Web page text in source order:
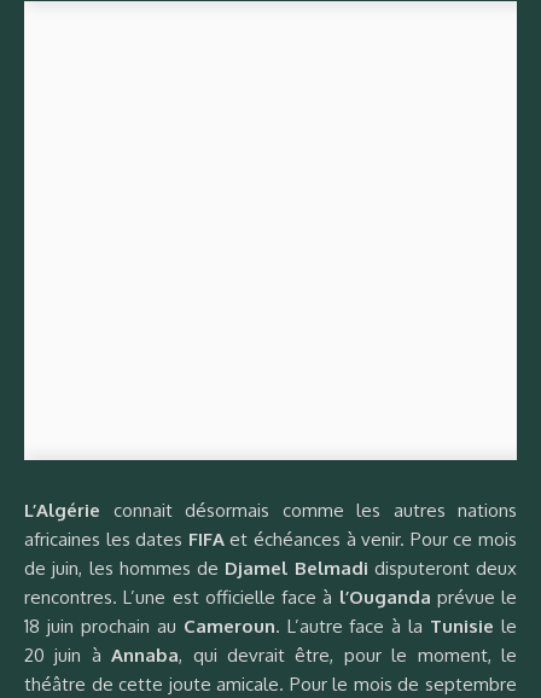
L’Algérie
connait désormais comme les autres nations
africaines les dates FIFAet échéances à venir. Pour ce mois
de juin, les hommes de Djamel Belmadi disputeront deux
rencontres. L’une est officielle face à l’Ouganda prévue le
18 juin prochain au Cameroun. L’autre face à la Tunisie le
20 juin àAnnaba, qui devrait être, pour le moment, le
théâtre de cette joute amicale. Pour le mois de septembre